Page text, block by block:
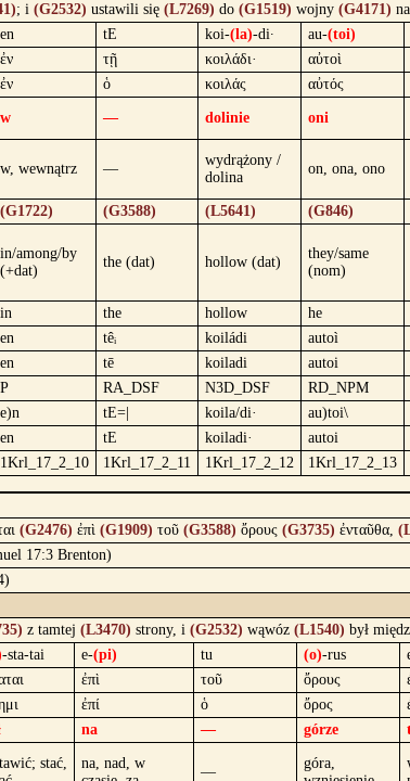
; i (G2532) ustawili się (L7269) do (G1519) wojny (G4171)
en tE koi-(la)-di· au-(toi)
ἐν τῇ κοιλάδι·
αὐτοὶ
ἐν ὁ κοιλάς αὐτός
w — dolinie oni
w, wewnątrz —
wydrążony /
dolina
on, ona, ono
(G1722) (G3588) (L5641) (G846)
in/among/by
(+dat)
the (dat) hollow (dat)
they/same
(nom)
in the hollow
he
en têᵢ koiládi
autoì
en tē koiladi
autoi
P RA_DSF N3D_DSF
RD_NPM
e)n tE=| koila/di·
au)toi\
en tE koiladi·
autoi
1Krl_17_2_10 1Krl_17_2_11 1Krl_17_2_12 1Krl_17_2_13
(G2476) ἐπὶ (G1909) τοῦ (G3588) ὄρους (G3735) ἐνταῦθα,
17:3 Brenton)
z tamtej (L3470) strony, i (G2532) wąwóz (L1540) był
-sta-tai e-(pi) tu (o)-rus
ἐπὶ τοῦ ὄρους
ἐπί ὁ ὄρος
na — górze
stać,
na, nad, w
—
góra,